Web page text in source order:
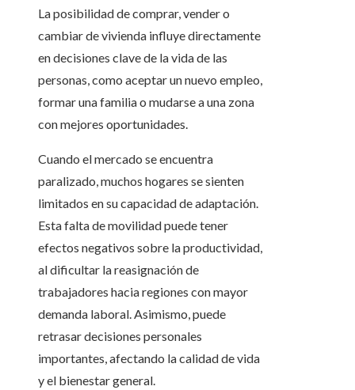
La posibilidad de comprar, vender o
cambiar de vivienda influye directamente
en decisiones clave de la vida de las
personas, como aceptar un nuevo empleo,
formar una familia o mudarse a una zona
con mejores oportunidades.
Cuando el mercado se encuentra
paralizado, muchos hogares se sienten
limitados en su capacidad de adaptación.
Esta falta de movilidad puede tener
efectos negativos sobre la productividad,
al dificultar la reasignación de
trabajadores hacia regiones con mayor
demanda laboral. Asimismo, puede
retrasar decisiones personales
importantes, afectando la calidad de vida
y el bienestar general.